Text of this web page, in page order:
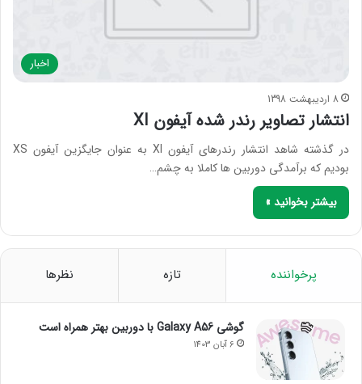
اخبار
8 اردیبهشت 1398
انتشار تصاویر رندر شده آیفون XI
در گذشته شاهد انتشار رندرهای آیفون XI به عنوان جایگزین آیفون XS
بودیم که برآمدگی دوربین ها کاملا به چشم…
بیشتر بخوانید »
پرخواننده تازه نظرها
گوشی Galaxy A56 با دوربین بهتر همراه است
6 آبان 1403